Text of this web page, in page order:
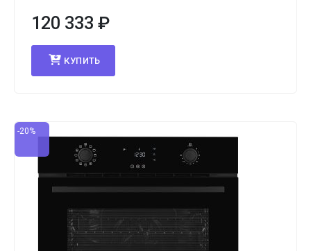
120 333 ₽
КУПИТЬ
-20%